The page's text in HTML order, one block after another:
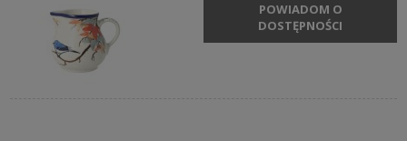
POWIADOM O
DOSTĘPNOŚCI